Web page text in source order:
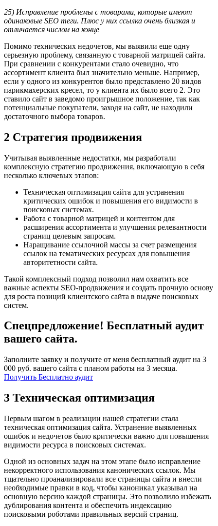
25) Исправление проблемы с товарами, которые имеют
одинаковые SEO теги. Плюс у них ссылка очень близкая и
отличается числом на конце
Помимо технических недочетов, мы выявили еще одну
серьезную проблему, связанную с товарной матрицей сайта.
При сравнении с конкурентами стало очевидно, что
ассортимент клиента был значительно меньше. Например,
если у одного из конкурентов было представлено 20 видов
парикмахерских кресел, то у клиента их было всего 2. Это
ставило сайт в заведомо проигрышное положение, так как
потенциальные покупатели, заходя на сайт, не находили
достаточного выбора товаров.
2 Стратегия продвижения
Учитывая выявленные недостатки, мы разработали
комплексную стратегию продвижения, включающую в себя
несколько ключевых этапов:
Техническая оптимизация сайта для устранения
критических ошибок и повышения его видимости в
поисковых системах.
Работа с товарной матрицей и контентом для
расширения ассортимента и улучшения релевантности
страниц целевым запросам.
Наращивание ссылочной массы за счет размещения
ссылок на тематических ресурсах для повышения
авторитетности сайта.
Такой комплексный подход позволил нам охватить все
важные аспекты SEO-продвижения и создать прочную основу
для роста позиций клиентского сайта в выдаче поисковых
систем.
Спецпредложение! Бесплатный аудит
вашего сайта.
Заполните заявку и получите от меня бесплатный аудит на 3
000 руб. вашего сайта с планом работы на 3 месяца.
Получить Бесплатно аудит
3 Техническая оптимизация
Первым шагом в реализации нашей стратегии стала
техническая оптимизация сайта. Устранение выявленных
ошибок и недочетов было критически важно для повышения
видимости ресурса в поисковых системах.
Одной из основных задач на этом этапе было исправление
некорректного использования канонических ссылок. Мы
тщательно проанализировали все страницы сайта и внесли
необходимые правки в код, чтобы каноникал указывал на
основную версию каждой страницы. Это позволило избежать
дублирования контента и обеспечить индексацию
поисковыми роботами правильных версий страниц.